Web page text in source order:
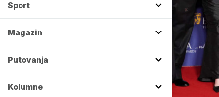
Sport
Magazin
Putovanja
Kolumne